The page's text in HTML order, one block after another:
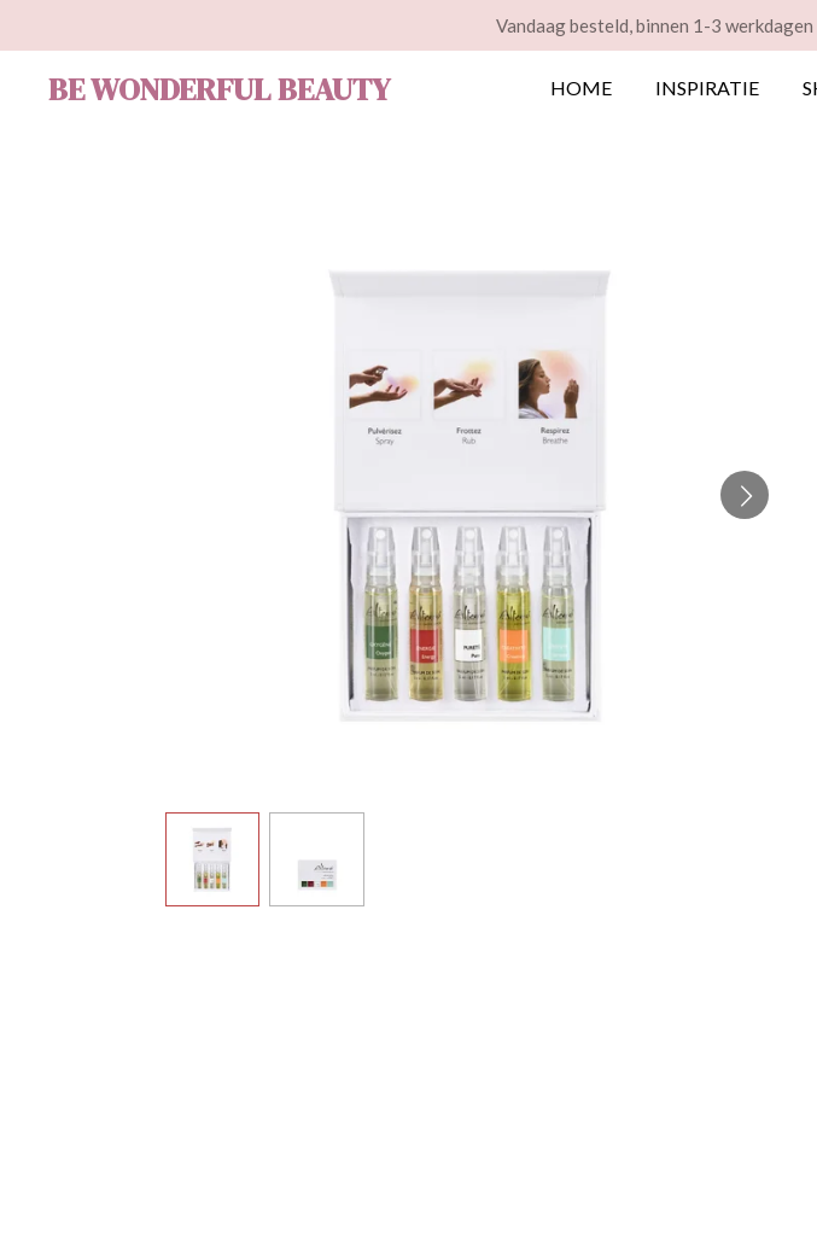
Vandaag besteld, binnen 1-3
BE WONDERFUL BEAUTY HOME INSPIRATIE